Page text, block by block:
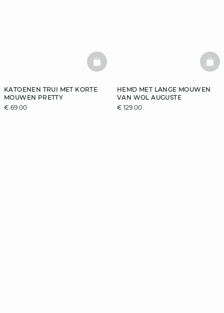
KATOENEN TRUI MET KORTE
MOUWEN PRETTY
€ 69.00
BASKETFULL
HEMD MET LANGE MOUWEN
VAN WOL AUGUSTE
€ 129.00